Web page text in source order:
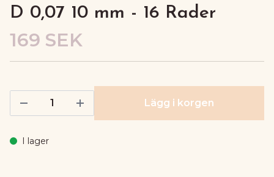
D 0,07 10 mm - 16 Rader
169 SEK
Lägg i korgen
I lager